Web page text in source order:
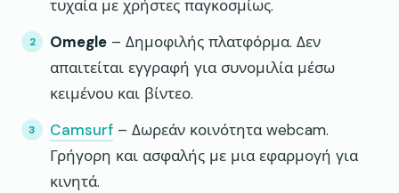
τυχαία με χρήστες παγκοσμίως.
Omegle – Δημοφιλής πλατφόρμα. Δεν
απαιτείται εγγραφή για συνομιλία μέσω
κειμένου και βίντεο.
Camsurf – Δωρεάν κοινότητα webcam.
Γρήγορη και ασφαλής με μια εφαρμογή για
κινητά.